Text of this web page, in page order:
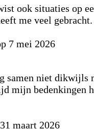
ook situaties op
me veel
7 mei 2026
samen niet dikwijls
mijn bedenkingen
maart 2026